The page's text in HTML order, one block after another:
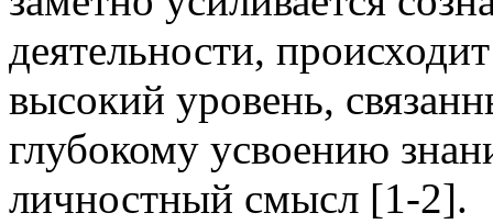
деятельности,
высокий уровень,
глубокому усвоению
личностный смысл [1-2].